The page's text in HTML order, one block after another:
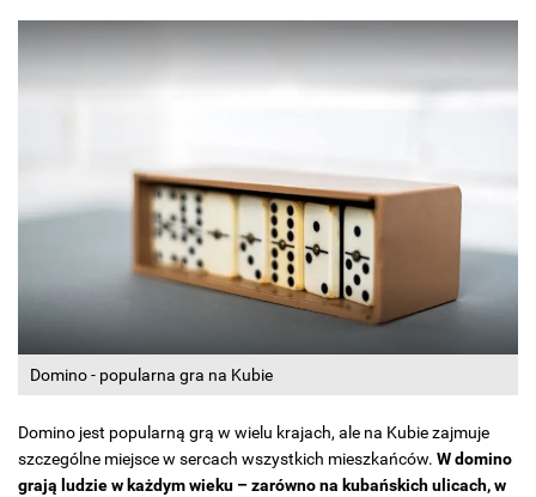
Domino - popularna gra na Kubie
Domino jest popularną grą w wielu krajach, ale na Kubie zajmuje
szczególne miejsce w sercach wszystkich mieszkańców. W domino
grają ludzie w każdym wieku – zarówno na kubańskich ulicach, w